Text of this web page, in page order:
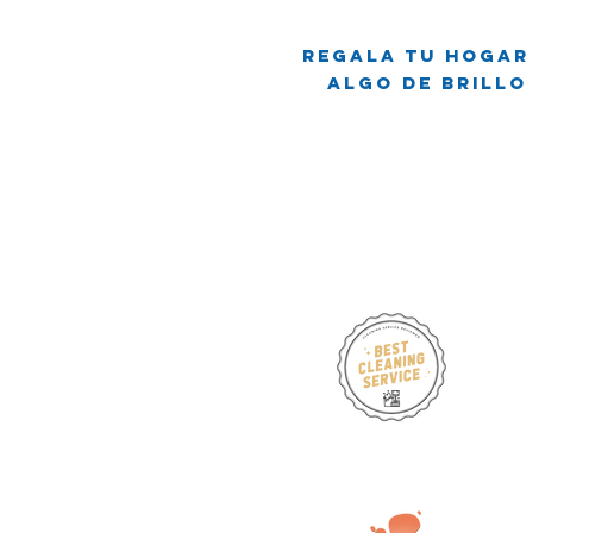
se Convierte
en Comedia
Regala tu hogar
Algo de brillo